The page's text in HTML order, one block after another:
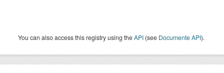
You can also access this registry using theAPI (see Documente API).